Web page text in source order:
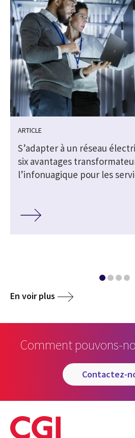
ARTICLE
S’adapter à un réseau
six avantages
l’infonuagique pour les
En voir plus
Comment pouvons-
contactez-